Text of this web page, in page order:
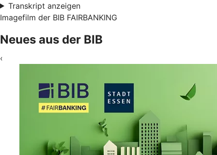
Transkript anzeigen
Imagefilm der BIB FAIRBANKING
Neues aus der BIB
‹